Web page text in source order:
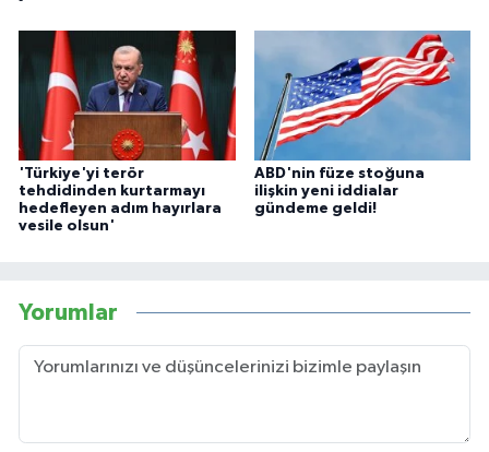
'Türkiye'yi terör
tehdidinden kurtarmayı
hedefleyen adım hayırlara
vesile olsun'
ABD'nin füze stoğuna
ilişkin yeni iddialar
gündeme geldi!
Yorumlar